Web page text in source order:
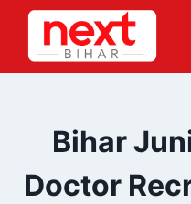
Skip
content
Bihar
Doctor